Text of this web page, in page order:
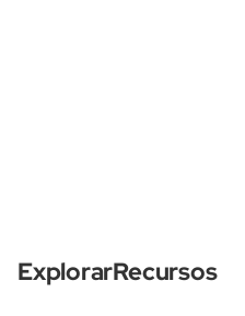
ExplorarRecursos